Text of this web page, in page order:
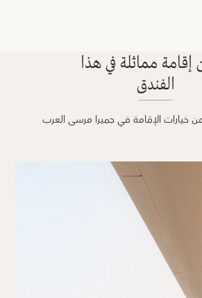
إقامة مماثلة في هذا
الفندق
خيارات الإقامة في جميرا مرسى العرب